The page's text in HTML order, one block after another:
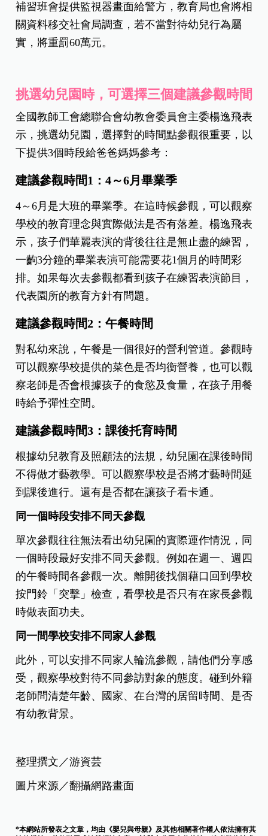
補習班會提供監視器畫面給警方，教育局也會將相
關資料移交社會局調查，若不當對待幼兒行為屬
實，將重罰60萬元。
挑選幼兒園時，可選擇三個建議參觀時間
全國教師工會總聯合會幼教會委員會主委楊逸飛表
示，挑選幼兒園，選擇對的時間點參觀很重要，以
下提供3個時段給爸爸媽媽參考：
建議參觀時間1：4～6月畢業季
4～6月是大班的畢業季。在這時候參觀，可以觀察
學校的教育理念與實際做法是否有落差。楊逸飛表
示，孩子們華麗表演的背後往往是無止盡的練習，
一齣3分鐘的畢業表演可能需要花1個月的時間彩
排。如果每次去參觀都看到孩子在練習表演節目，
代表園所的教育方針有問題。
建議參觀時間2：午餐時間
對私幼來說，午餐是一個很好的營利管道。參觀時
可以觀察學校提供的菜色是否均衡營養，也可以觀
察老師是否會根據孩子的食慾及食量，在孩子用餐
時給予彈性空間。
建議參觀時間3：課後托育時間
根據幼兒教育及照顧法的法規，幼兒園在課後時間
不得做才藝教學。可以觀察學校是否將才藝時間延
到課後進行。還有是否都在讓孩子看卡通。
同一個時段安排不同天參觀
單次參觀往往無法看出幼兒園的實際運作情況，同
一個時段最好安排不同天參觀。例如在週一、週四
的午餐時間各參觀一次。離開後找個藉口回到學校
按門鈴「突擊」檢查，看學校是否只有在家長參觀
時做表面功夫。
同一間學校安排不同家人參觀
此外，可以安排不同家人輪流參觀，請他們分享感
受，觀察學校對待不同參訪對象的態度。碰到外籍
老師問清楚年齡、國家、在台灣的居留時間、是否
有幼教背景。
整理撰文／游資芸
圖片來源／翻攝網路畫面
*本網站所發表之文章，均由《嬰兒與母親》及其他相關著作權人依法擁有其